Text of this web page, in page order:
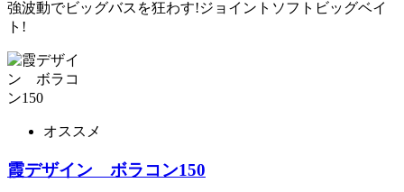
強波動でビッグバスを狂わす!ジョイントソフトビッグベイ
ト!
オススメ
霞デザイン ボラコン150